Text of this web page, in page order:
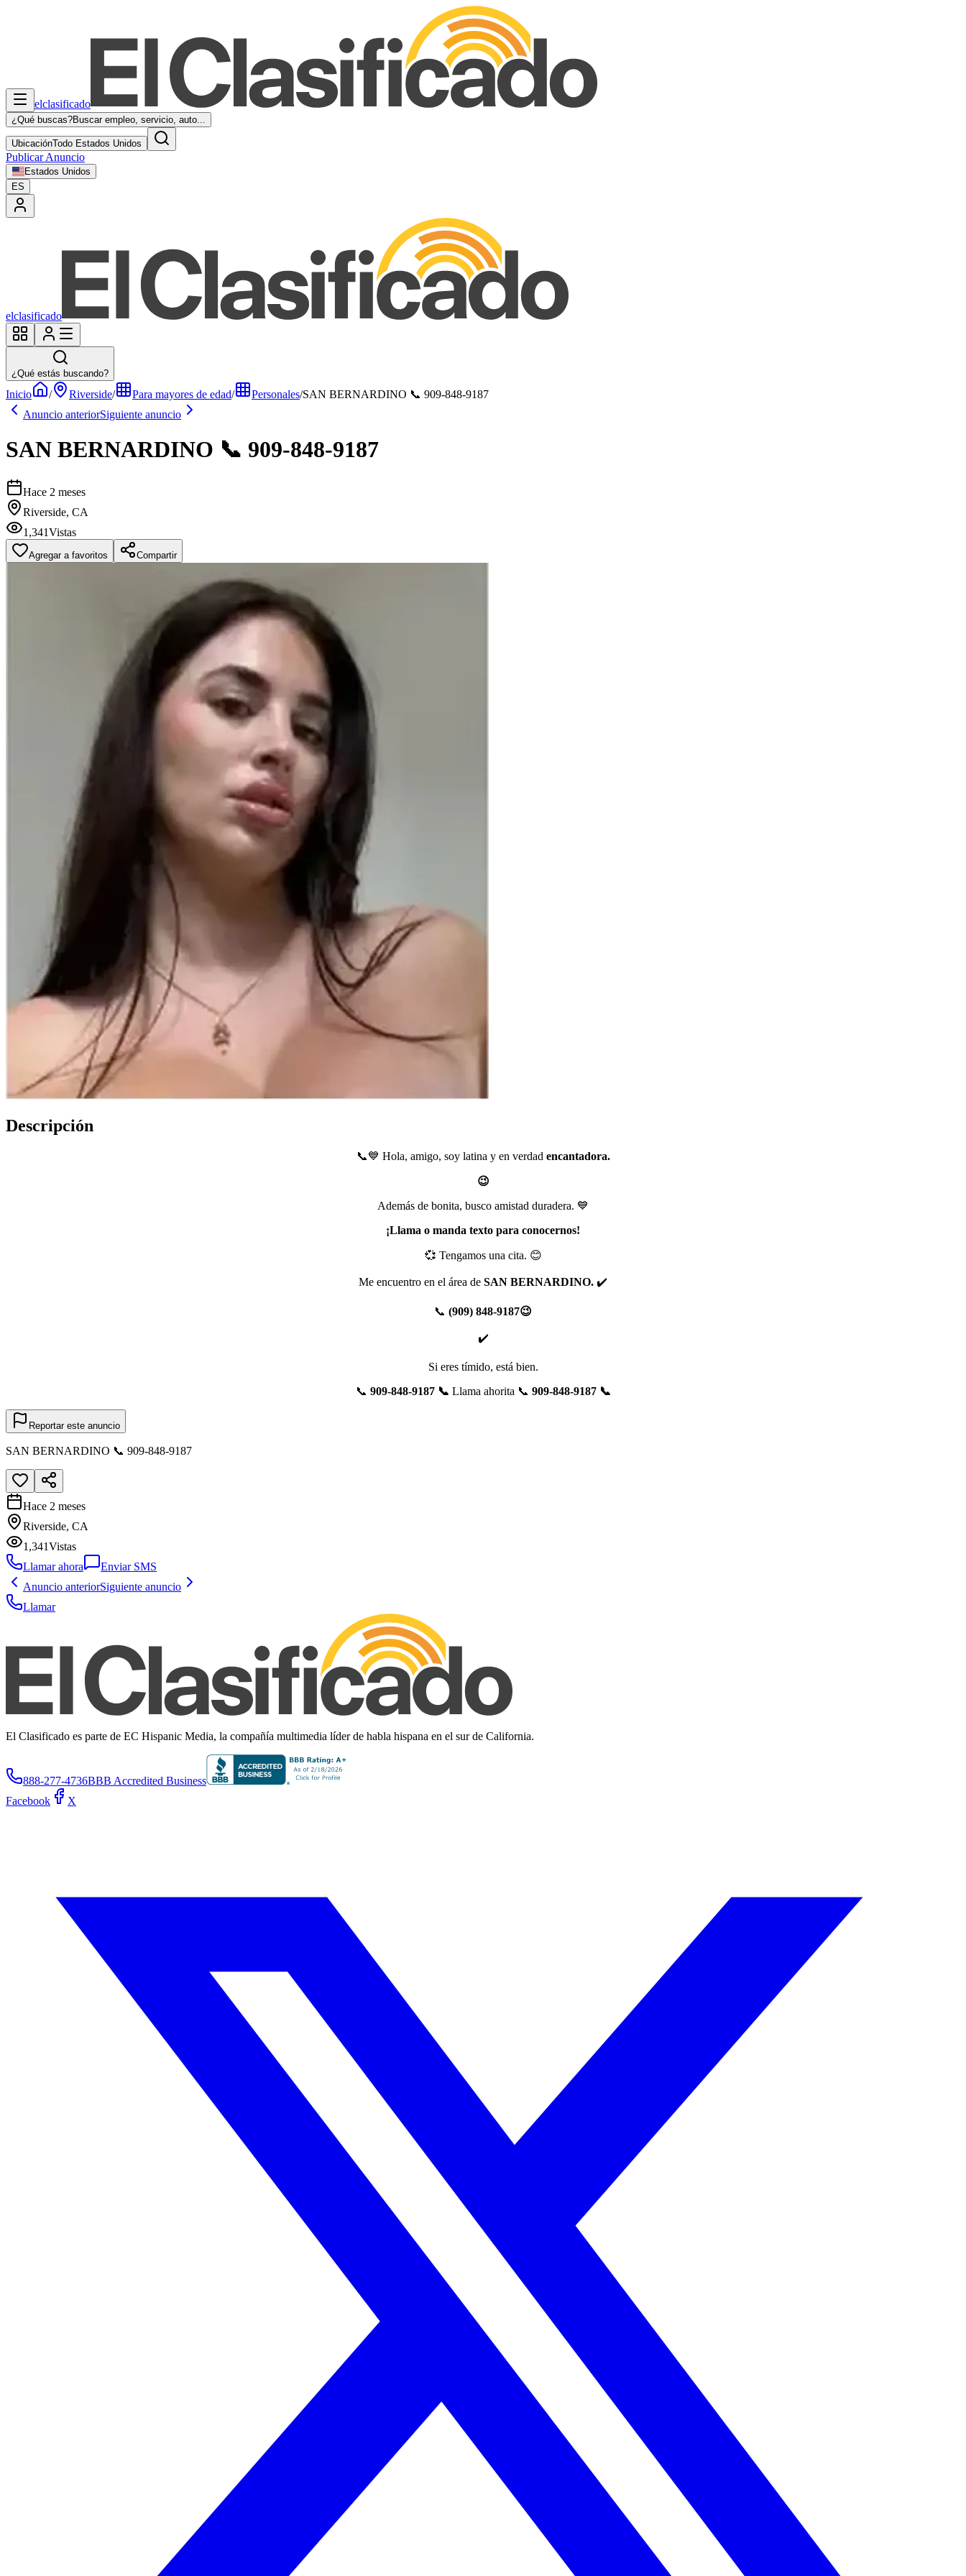
elclasificado
¿Qué buscas?Buscar empleo, servicio, auto...
UbicaciónTodo Estados Unidos
Publicar Anuncio
Estados Unidos
ES
elclasificado
¿Qué estás buscando?
Inicio / Riverside/ Para mayores de edad/ Personales/SAN BERNARDINO 📞 909-848-9187
Anuncio anteriorSiguiente anuncio
SAN BERNARDINO 📞 909-848-9187
Hace 2 meses
Riverside, CA
1,341Vistas
Agregar a favoritos Compartir
Descripción
📞💙 Hola, amigo, soy latina y en verdad encantadora.
😉
Además de bonita, busco amistad duradera. 💙
¡Llama o manda texto para conocernos!
💞 Tengamos una cita. 😊
Me encuentro en el área de SAN BERNARDINO. ✔️
📞 (909) 848-9187😉
✔️
Si eres tímido, está bien.
📞 909-848-9187 📞 Llama ahorita 📞 909-848-9187 📞
Reportar este anuncio
SAN BERNARDINO 📞 909-848-9187
Hace 2 meses
Riverside, CA
1,341Vistas
Llamar ahora
Enviar SMS
Anuncio anteriorSiguiente anuncio
Llamar
El Clasificado es parte de EC Hispanic Media, la compañía multimedia líder de habla hispana en el sur de California.
888-277-4736BBB Accredited Business
Facebook
X